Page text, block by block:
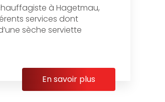
à Hagetmau,
services dont
sèche serviette
En savoir plus